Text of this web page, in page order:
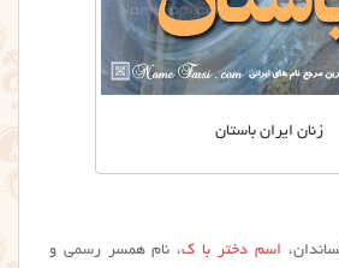
زنان ایران باستان
اسم دختر با ک، نام همسر رسمی و